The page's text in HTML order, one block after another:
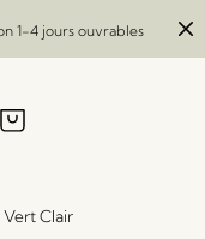
1-4 jours ouvrables
Vert Clair